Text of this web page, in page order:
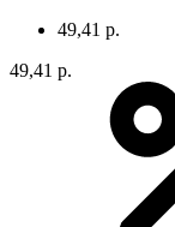
49,41 р.
49,41 р.